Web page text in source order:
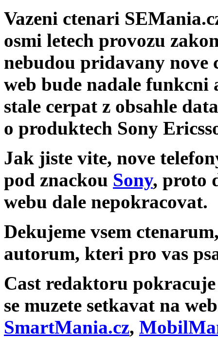
Vazeni ctenari
osmi letech provozu
nebudou pridavany nove
web bude nadale funkcni
stale cerpat z obsahle
o produktech Sony
Jak jiste vite, nove
pod znackou Sony, proto
webu dale nepokracovat.
Dekujeme vsem
autorum, kteri pro vas
Cast redaktoru
se muzete setkavat na
SmartMania.cz,